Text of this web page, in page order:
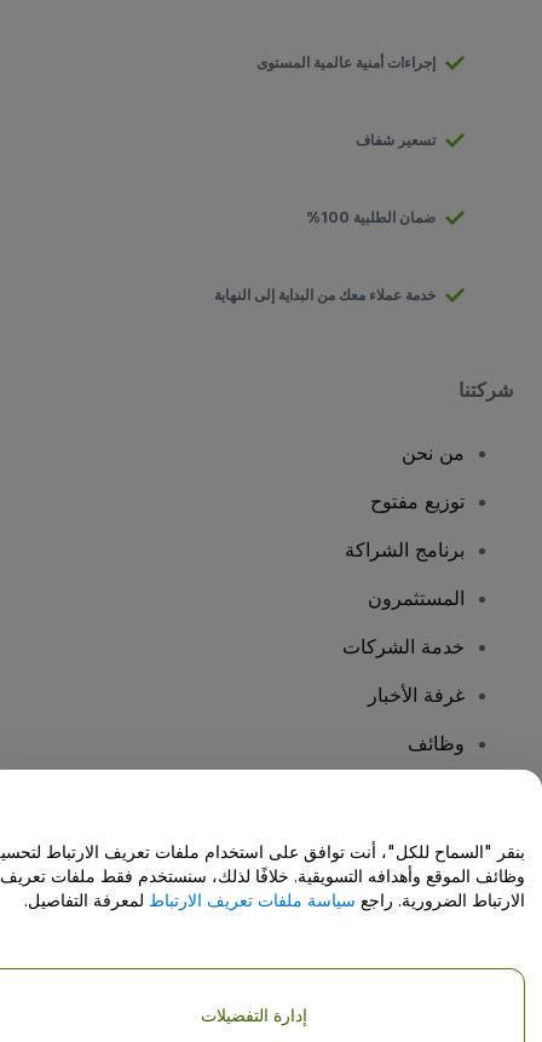
إجراءات أمنية عالمية المستوى
تسعير شفاف
ضمان الطلبية 100%
خدمة عملاء معك من البداية إلى النهاية
شركتنا
من نحن
توزيع مفتوح
برنامج الشراكة
المستثمرون
خدمة الشركات
غرفة الأخبار
وظائف
مركز المساعدة / اتصل بنا
حقوق النشر © شركة فياجوجو المحدودة 2026
تفاصيل الشركة
بنقر "السماح للكل"، أنت توافق على استخدام ملفات تعريف الارتباط
وظائف الموقع وأهدافه التسويقية. خلافًا لذلك، سنستخدم فقط ملفات تعريف
الارتباط الضرورية. راجع سياسة ملفات تعريف الارتباط لمعرفة التفاصيل.
إدارة التفضيلات